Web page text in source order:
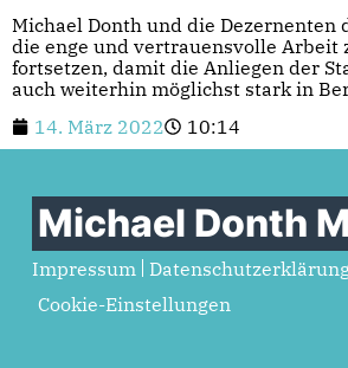
Michael Donth und die Dezernenten
die enge und vertrauensvolle Arbeit
fortsetzen, damit die Anliegen der
auch weiterhin möglichst stark in
14. März 2022
10:14
Michael Donth
Impressum
Cookie-Einstellungen